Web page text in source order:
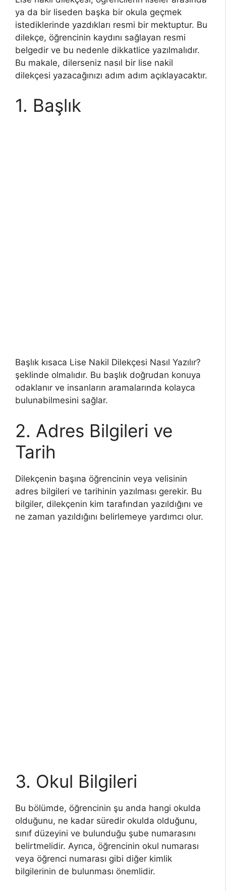
ya da bir liseden başka bir okula geçmek
istediklerinde yazdıkları resmi bir mektuptur. Bu
dilekçe, öğrencinin kaydını sağlayan resmi
belgedir ve bu nedenle dikkatlice yazılmalıdır.
Bu makale, dilerseniz nasıl bir lise nakil
dilekçesi yazacağınızı adım adım açıklayacaktır.
1. Başlık
Başlık kısaca Lise Nakil Dilekçesi Nasıl Yazılır?
şeklinde olmalıdır. Bu başlık doğrudan konuya
odaklanır ve insanların aramalarında kolayca
bulunabilmesini sağlar.
2. Adres Bilgileri ve
Tarih
Dilekçenin başına öğrencinin veya velisinin
adres bilgileri ve tarihinin yazılması gerekir. Bu
bilgiler, dilekçenin kim tarafından yazıldığını ve
ne zaman yazıldığını belirlemeye yardımcı olur.
3. Okul Bilgileri
Bu bölümde, öğrencinin şu anda hangi okulda
olduğunu, ne kadar süredir okulda olduğunu,
sınıf düzeyini ve bulunduğu şube numarasını
belirtmelidir. Ayrıca, öğrencinin okul numarası
veya öğrenci numarası gibi diğer kimlik
bilgilerinin de bulunması önemlidir.